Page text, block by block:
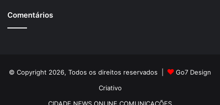
Comentários
© Copyright 2026, Todos os direitos reservados |
Go7 Design
Criativo